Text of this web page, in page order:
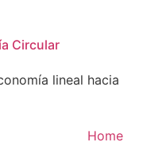
Circular
lineal hacia
Home